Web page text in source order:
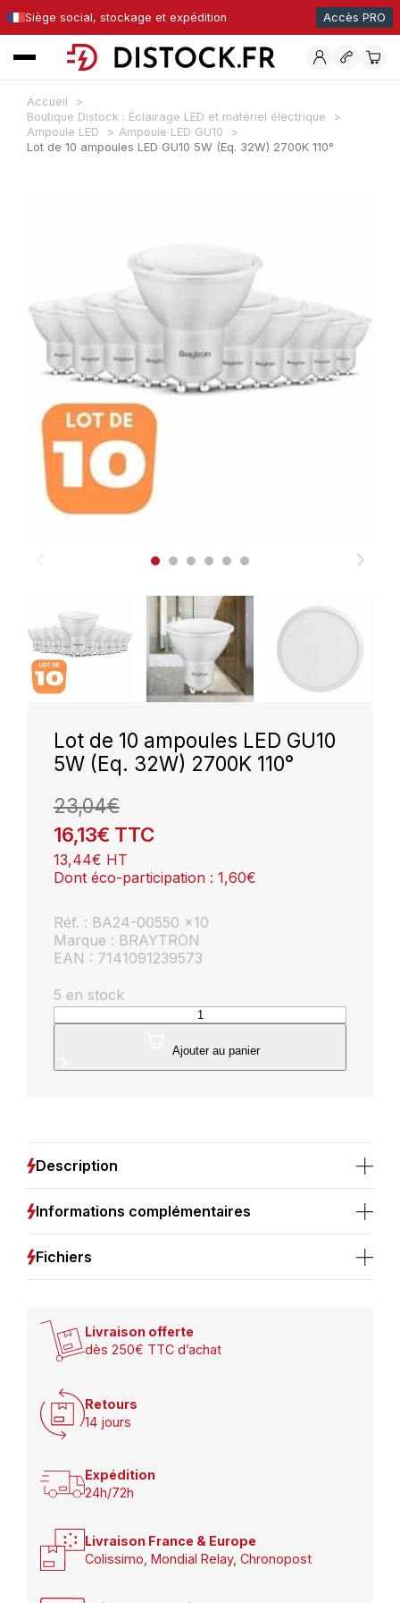
Siège social, stockage et expédition Accès PRO
Accueil
Boutique Distock : Éclairage LED et matériel électrique
Ampoule LED
Ampoule LED GU10
Lot de 10 ampoules LED GU10 5W (Eq. 32W) 2700K 110°
Lot de 10 ampoules LED GU10
5W (Eq. 32W) 2700K 110°
23,04€
16,13€ TTC
13,44€ HT
Dont éco-participation : 1,60€
Réf. : BA24-00550 x10
Marque : BRAYTRON
EAN : 7141091239573
5 en stock
quantité
de
de
GU10
(Eq.
32W)
2700K
Ajouter au panier
Description
Informations complémentaires
Fichiers
Livraison offerte
dès 250€ TTC d’achat
Retours
14 jours
Expédition
24h/72h
Livraison France & Europe
Colissimo, Mondial Relay, Chronopost